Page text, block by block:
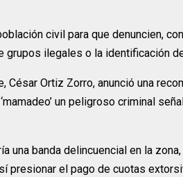
civil para que denuncien,
ilegales o la identificación
César Ortiz Zorro, anunció una
un peligroso criminal
una banda delincuencial en la
presionar el pago de cuotas